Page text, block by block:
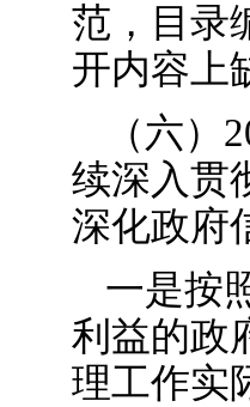
范，目录
开内容上
（六
续深入贯
深化政府
一是按
利益的政
理工作实